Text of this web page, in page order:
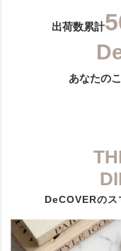
出荷数累計
あなたの
DeCOVERの